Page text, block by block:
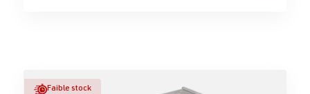
Faible stock